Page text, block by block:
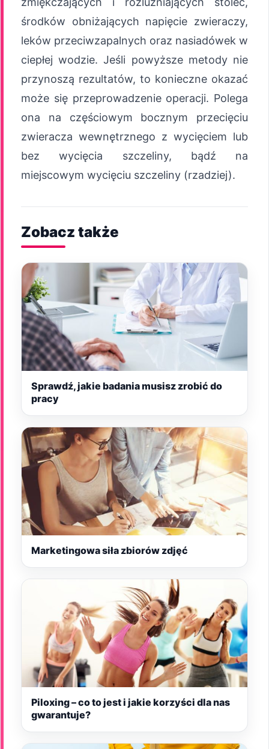
środków obniżających napięcie zwieraczy,
leków przeciwzapalnych oraz nasiadówek w
ciepłej wodzie. Jeśli powyższe metody nie
przynoszą rezultatów, to konieczne okazać
może się przeprowadzenie operacji. Polega
ona na częściowym bocznym przecięciu
zwieracza wewnętrznego z wycięciem lub
bez wycięcia szczeliny, bądź na
miejscowym wycięciu szczeliny (rzadziej).
Zobacz także
Sprawdź, jakie badania musisz zrobić do
pracy
Marketingowa siła zbiorów zdjęć
Piloxing – co to jest i jakie korzyści dla nas
gwarantuje?